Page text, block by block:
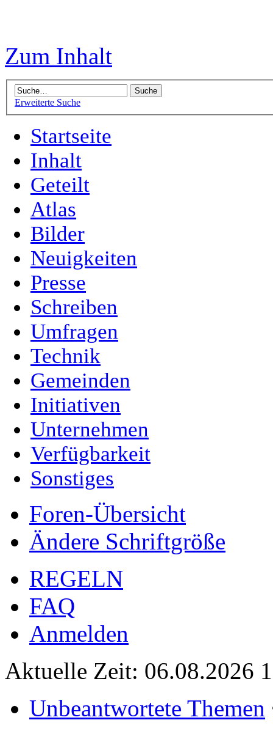
Zum Inhalt
Erweiterte Suche
Startseite
Inhalt
Geteilt
Atlas
Bilder
Neuigkeiten
Presse
Schreiben
Umfragen
Technik
Gemeinden
Initiativen
Unternehmen
Verfügbarkeit
Sonstiges
Foren-Übersicht
Ändere Schriftgröße
REGELN
FAQ
Anmelden
Aktuelle Zeit: 06.08.2026
Unbeantwortete Themen